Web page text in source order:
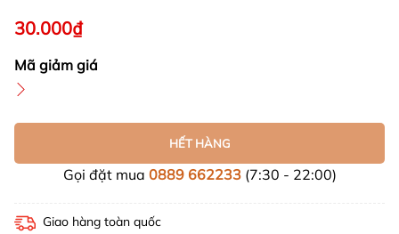
30.000₫
Mã giảm giá
HẾT HÀNG
Gọi đặt mua 0889 662233(7:30 - 22:00)
Giao hàng toàn quốc